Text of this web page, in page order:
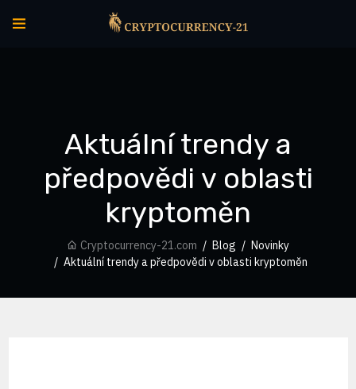
Aktuální trendy a
předpovědi v oblasti
kryptoměn
Cryptocurrency-21.com Blog
Novinky
Aktuální trendy a předpovědi v oblasti kryptoměn